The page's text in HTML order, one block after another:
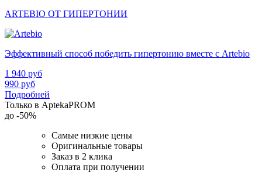
ARTEBIO ОТ ГИПЕРТОНИИ
Эффективный способ победить гипертонию вместе с Artebio
1 940 руб
990 руб
Подробней
Только в AptekaPROM
до -50%
Самые низкие цены
Оригинальные товары
Заказ в 2 клика
Оплата при получении